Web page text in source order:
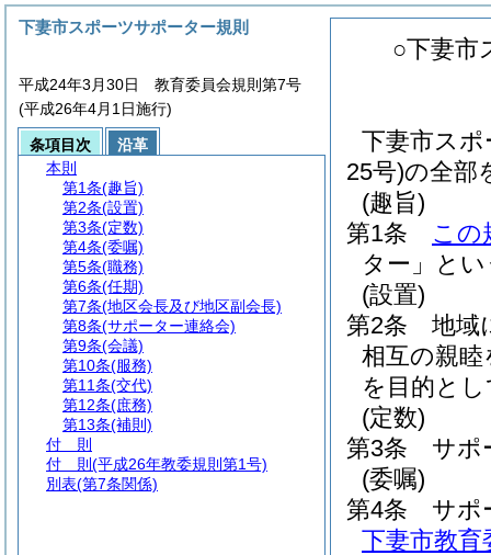
○下妻市
下妻市スポ
25号)の全部
(趣旨)
第1条
この
ター」と
(設置)
第2条
地域
相互の親
を目的と
(定数)
第3条
サポ
(委嘱)
第4条
サポ
下妻市教育
下妻市スポーツサポーター規則
平成24年3月30日 教育委員会規則第7号
(平成26年4月1日施行)
条項目次
沿革
本則
第1条(趣旨)
第2条(設置)
第3条(定数)
第4条(委嘱)
第5条(職務)
第6条(任期)
第7条(地区会長及び地区副会長)
第8条(サポーター連絡会)
第9条(会議)
第10条(服務)
第11条(交代)
第12条(庶務)
第13条(補則)
付 則
付 則 (平成26年教委規則第1号)
別表(第7条関係)